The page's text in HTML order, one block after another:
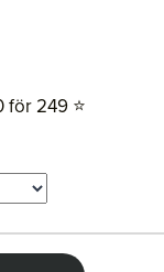
för 249 ⭐️